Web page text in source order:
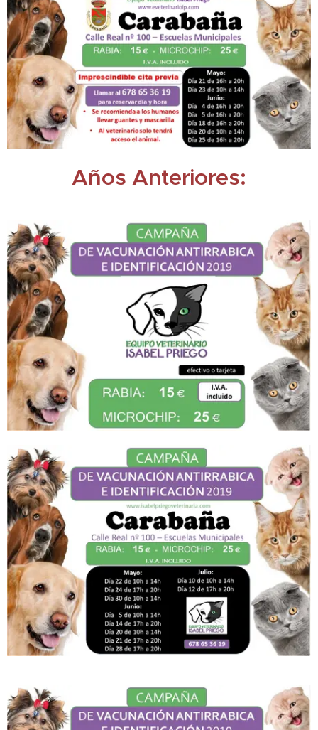
Años Anteriores: